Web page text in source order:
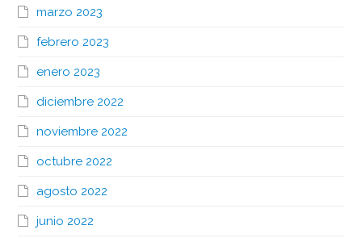
marzo 2023
febrero 2023
enero 2023
diciembre 2022
noviembre 2022
octubre 2022
agosto 2022
junio 2022